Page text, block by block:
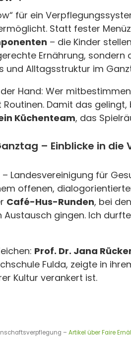
für ein
Statt fester
– die Kinder
Ernährung, sondern
und Alltagsstruktur im
Hand: Wer
Damit das
Küchenteam, das
Ganztag – Einblicke in
– Landesvereinigung für
offenen,
Café-Hus-Runden, bei
gingen. Ich
Prof. Dr. Jana
Fulda, zeigte in
Kultur verankert ist.
– Artikel über Faire